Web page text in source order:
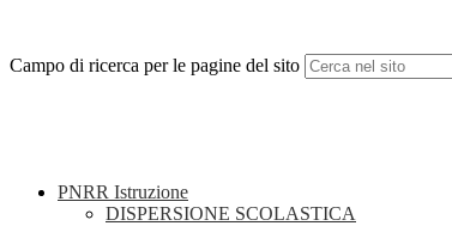
Campo di ricerca per le pagine del sito
PNRR Istruzione
DISPERSIONE SCOLASTICA